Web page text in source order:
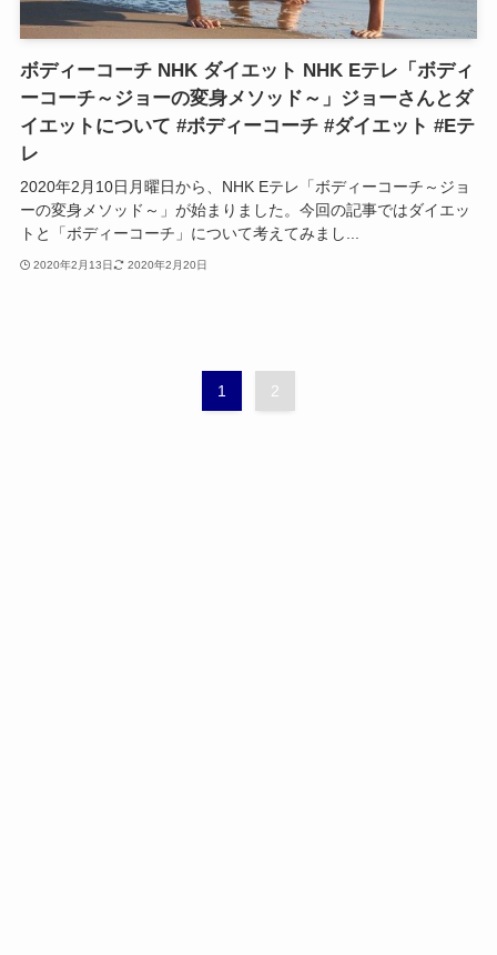
ボディーコーチ NHK ダイエット NHK Eテレ「ボディ
ーコーチ～ジョーの変身メソッド～」ジョーさんとダ
イエットについて #ボディーコーチ #ダイエット #Eテ
レ
2020年2月10日月曜日から、NHK Eテレ「ボディーコーチ～ジョ
ーの変身メソッド～」が始まりました。今回の記事ではダイエッ
トと「ボディーコーチ」について考えてみまし...
2020年2月13日 2020年2月20日
1 2